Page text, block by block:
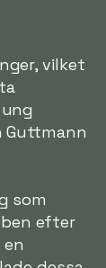
vilket
Guttmann
som
efter